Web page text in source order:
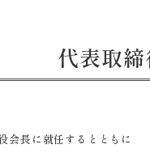
代表取
会長に就任するとともに